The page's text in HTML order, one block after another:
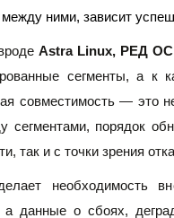
ними, зависит
Astra Linux, РЕД ОС
сегменты, а к
совместимость — это
порядок
так и с точки зрения
необходимость
а данные о сбоях,